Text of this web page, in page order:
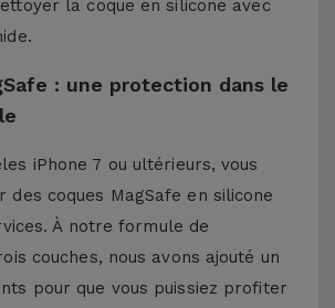
la coque en silicone avec
: une protection dans le
iPhone 7 ou ultérieurs, vous
des coques MagSafe en silicone
À notre formule de
couches, nous avons ajouté un
pour que vous puissiez profiter